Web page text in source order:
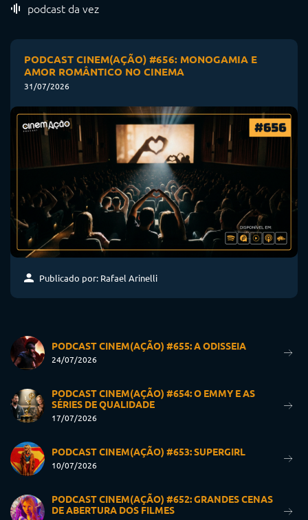
podcast da vez
PODCAST CINEM(AÇÃO) #656: MONOGAMIA E
AMOR ROMÂNTICO NO CINEMA
31/07/2026
Publicado por: Rafael Arinelli
PODCAST CINEM(AÇÃO) #655: A ODISSEIA
24/07/2026
PODCAST CINEM(AÇÃO) #654: O EMMY E AS
SÉRIES DE QUALIDADE
17/07/2026
PODCAST CINEM(AÇÃO) #653: SUPERGIRL
10/07/2026
PODCAST CINEM(AÇÃO) #652: GRANDES CENAS
DE ABERTURA DOS FILMES